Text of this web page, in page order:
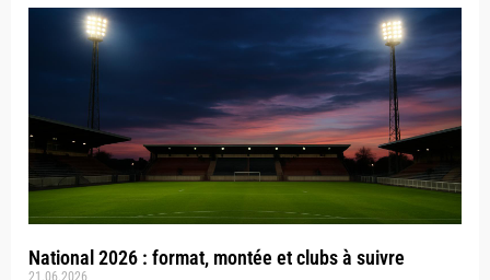
National 2026 : format, montée et clubs à suivre